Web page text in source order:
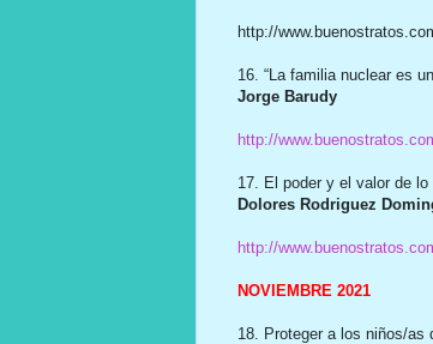
http://
16. “La familia nuclear es
Jorge Barudy
http://
17. El poder y el valor de lo
Dolores Rodriguez
http://
NOVIEMBRE 2021
18. Proteger a los niños/as